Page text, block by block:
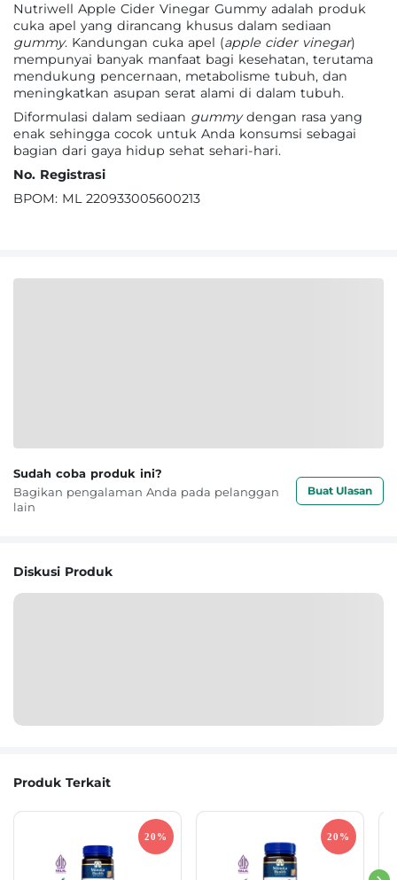
Nutriwell Apple Cider Vinegar Gummy adalah produk
cuka apel yang dirancang khusus dalam sediaan
gummy. Kandungan cuka apel (apple cider vinegar)
mempunyai banyak manfaat bagi kesehatan, terutama
mendukung pencernaan, metabolisme tubuh, dan
meningkatkan asupan serat alami di dalam tubuh.
Diformulasi dalam sediaan gummydengan rasa yang
enak sehingga cocok untuk Anda konsumsi sebagai
bagian dari gaya hidup sehat sehari-hari.
No. Registrasi
BPOM: ML 220933005600213
Sudah coba produk ini?
Bagikan pengalaman Anda pada pelanggan
lain
Buat Ulasan
Diskusi Produk
Produk Terkait